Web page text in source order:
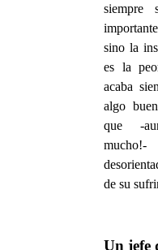
siempre
sino la
es la
acaba
algo
que -
mucho!-
de su
Un jefe